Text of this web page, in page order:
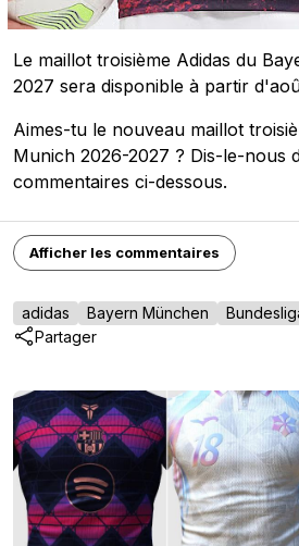
Le maillot troisième Adidas du
2027 sera disponible à partir
Aimes-tu le nouveau maillot
Munich 2026-2027 ? Dis-le-nous
commentaires ci-dessous.
Afficher les commentaires
adidas Bayern München
Partager